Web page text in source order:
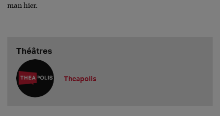
man hier.
Théâtres
Theapolis